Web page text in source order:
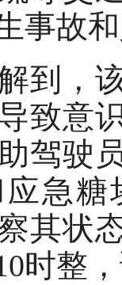
事故
到，
致意
驾驶
急
其状
时整